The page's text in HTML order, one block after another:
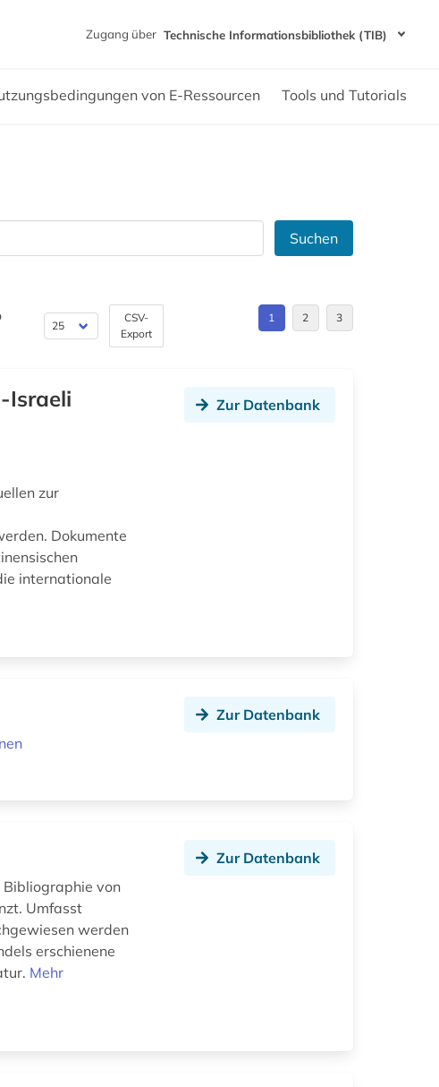
Zugang über Technische Informationsbibliothek (TIB)
von E-Ressourcen Tools und Tutorials
Suchen
CSV-
Export
1 2 3
Israeli
zur
Dokumente
internationale
Zur Datenbank
Zur Datenbank
von
Umfasst
werden
erschienene
Mehr
Zur Datenbank